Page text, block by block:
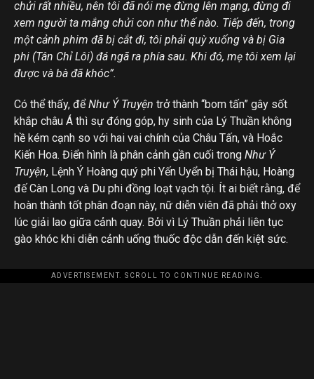
chửi rất nhiều, nên tôi đã nói mẹ đừng lên mạng, đừng đi
xem người ta mắng chửi con như thế nào. Tiếp đến, trong
một cảnh phim đã bị cắt đi, tôi phải quỳ xuống và bị Gia
phi (Tân Chỉ Lôi) đá ngã ra phía sau. Khi đó, mẹ tôi xem lại
được và bà đã khóc”.
Có thể thấy, đểNhư Ý Truyện trở thành “bom tấn” gây sốt
khắp châu Á thì sự đóng góp, hy sinh của Lý Thuần không
hề kém cạnh so với hai vai chính của Châu Tấn, và Hoắc
Kiến Hoa. Điển hình là phân cảnh gần cuối trong Như Ý
Truyện, Lệnh Ý Hoàng quý phi Yến Uyển bị Thái hậu, Hoàng
đế Càn Long và Du phi đồng loạt vạch tội. Ít ai biết rằng, để
hoàn thành tốt phân đoạn này, nữ diễn viên đã phải thở oxy
lúc giải lao giữa cảnh quay. Bởi vì Lý Thuần phải liên tục
gào khóc khi diễn cảnh uống thuốc độc dẫn đến kiệt sức.
ADVERTISEMENT. SCROLL TO CONTINUE READING.